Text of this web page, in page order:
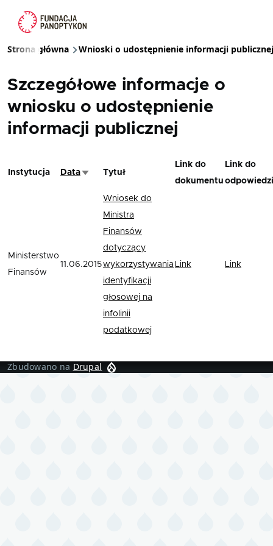
Ścieżka nawigacyjna
Strona główna Wnioski o udostępnienie informacji publicznej
Szczegółowe informacje o
wniosku o udostępnienie
informacji publicznej
Instytucja DataSortuj rosnąco
Tytuł
Link do
dokumentu
Link do
odpowiedzi
Ministerstwo
Finansów
11.06.2015
Wniosek do
Ministra
Finansów
dotyczący
wykorzystywania
identyfikacji
głosowej na
infolinii
podatkowej
Link Link
Zbudowano na Drupal